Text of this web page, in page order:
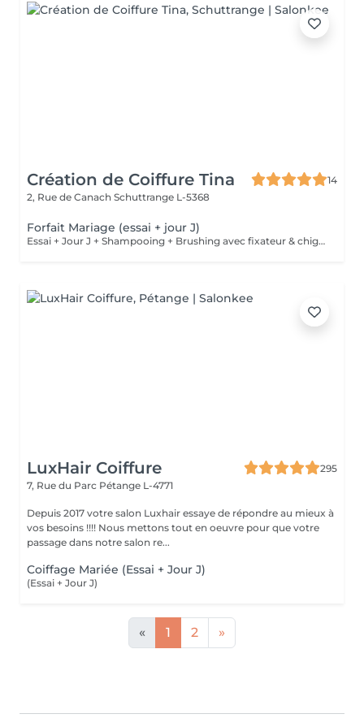
Création de Coiffure Tina
14
2, Rue de Canach Schuttrange L-5368
Forfait Mariage (essai + jour J)
Essai + Jour J + Shampooing + Brushing avec fixateur & chignon
LuxHair Coiffure
295
7, Rue du Parc Pétange L-4771
Depuis 2017 votre salon Luxhair essaye de répondre au mieux à
vos besoins !!!! Nous mettons tout en oeuvre pour que votre
passage dans notre salon re...
Coiffage Mariée (Essai + Jour J)
(Essai + Jour J)
« 1 2 »